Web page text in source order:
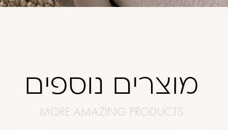
מוצרים נוספים